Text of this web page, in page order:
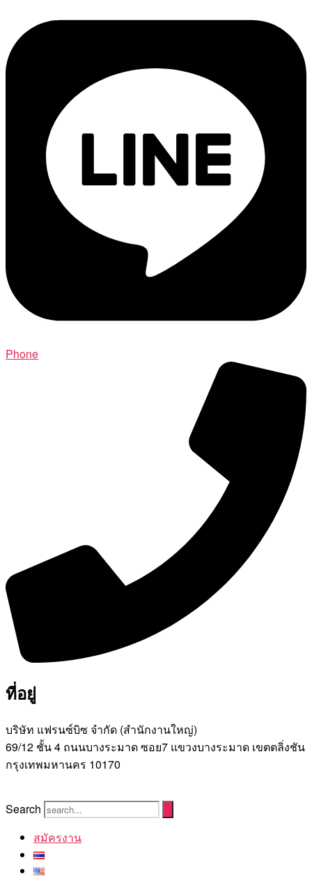
Phone
ที่อยู่
บริษัท แฟรนซ์บิซ จํากัด (สํานักงานใหญ่)
69/12 ชั้น 4 ถนนบางระมาด ซอย7 แขวงบางระมาด เขตตลิ่งชัน
กรุงเทพมหานคร 10170
Search
สมัครงาน